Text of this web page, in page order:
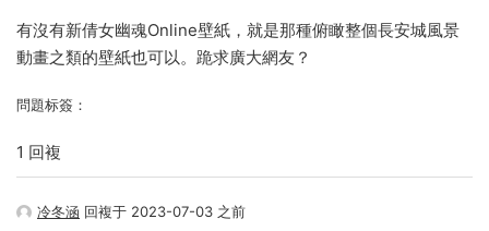
有沒有新倩女幽魂Online壁紙，就是那種俯瞰整個長安城風景
動畫之類的壁紙也可以。跪求廣大網友？
問題标簽：
1 回複
冷冬涵 回複于 2023-07-03 之前